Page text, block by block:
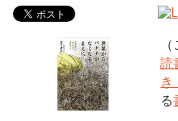
読
き
る